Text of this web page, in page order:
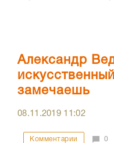
Александр
замечаешь
08.11.2019 11:02
Комментарии 0